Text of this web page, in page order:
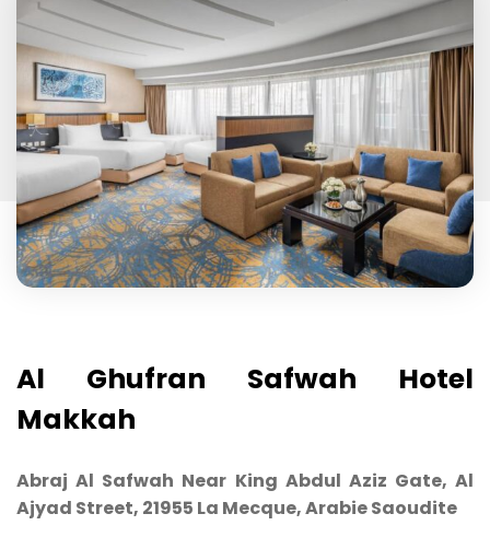
Al Ghufran Safwah Hotel
Makkah
Abraj Al Safwah Near King Abdul Aziz Gate, Al
Ajyad Street, 21955 La Mecque, Arabie Saoudite